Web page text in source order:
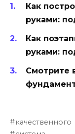
Как
руками:
Как
руками:
Смотрите
качественного